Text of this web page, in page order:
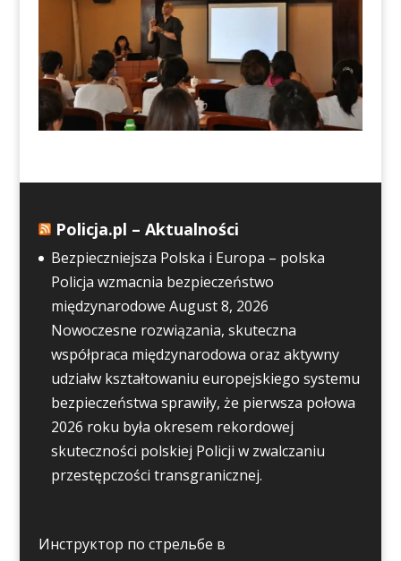
Policja.pl – Aktualności
Bezpieczniejsza Polska i Europa – polska
Policja wzmacnia bezpieczeństwo
międzynarodowe August 8, 2026
Nowoczesne rozwiązania, skuteczna
współpraca międzynarodowa oraz aktywny
udziałw kształtowaniu europejskiego systemu
bezpieczeństwa sprawiły, że pierwsza połowa
2026 roku była okresem rekordowej
skuteczności polskiej Policji w zwalczaniu
przestępczości transgranicznej.
Инструктор по стрельбе в